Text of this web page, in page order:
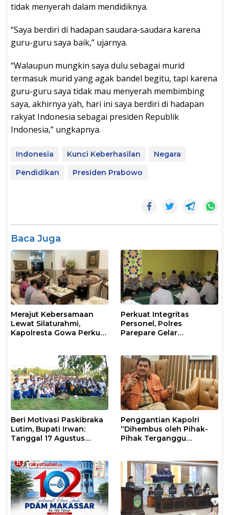
tidak menyerah dalam mendidiknya.
“Saya berdiri di hadapan saudara-saudara karena
guru-guru saya baik,” ujarnya.
“Walaupun mungkin saya dulu sebagai murid
termasuk murid yang agak bandel begitu, tapi karena
guru-guru saya tidak mau menyerah membimbing
saya, akhirnya yah, hari ini saya berdiri di hadapan
rakyat Indonesia sebagai presiden Republik
Indonesia,” ungkapnya.
Indonesia Kunci Keberhasilan
Negara
Pendidikan
Presiden Prabowo
Baca Juga
Merajut Kebersamaan
Lewat Silaturahmi,
Kapolresta Gowa Perkuat
Perkuat Integritas
Personel, Polres
Parepare Gelar
Beri Motivasi Paskibraka
Lutim, Bupati Irwan:
Tanggal 17 Agustus
Penggantian Kapolri
“Dihembus oleh Pihak-
Pihak Terganggu